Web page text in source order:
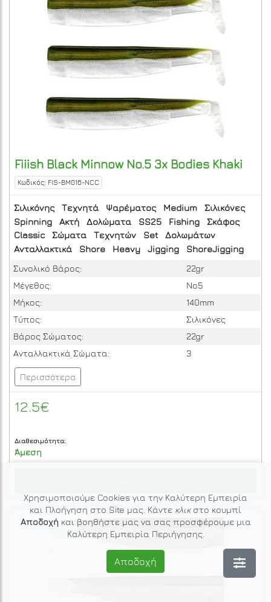
Fiiish Black Minnow No.5 3x Bodies Khaki
Κωδικός: FIS-BM016-NCC
Σιλικόνης Τεχνητά Ψαρέματος Medium
Σιλικόνες
Spinning
Ακτή Δολώματα SS25 Fishing
Σκάφος
Classic
Σώματα Τεχνητών Set
Δολωμάτων
Ανταλλακτικά
Shore Heavy Jigging
ShoreJigging
Συνολικό Βάρος:
22gr
Μέγεθος:
No5
Μήκος:
140mm
Τύπος:
Σιλικόνες
Βάρος Σώματος:
22gr
Ανταλλακτικά Σώματα:
3
Περισσότερα
12.5€
Διαθεσιμότητα:
Άμεση
Χρησιμοποιούμε Cookies για την Καλύτερη Εμπειρία
και Πλοήγηση στο Site μας. Κάντε κλικ στο κουμπί
Αποδοχήκαι βοηθήστε μας να σας προσφέρουμε μια
Καλύτερη Εμπειρία Περιήγησης.
Αποδοχή